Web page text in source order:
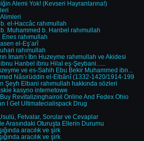
Alemi Yok! (Kevseri Hayranlarına!)
el-Haccâc rahımullah
Muhammed b. Hanbel rahımullah
Enes rahımullah
el-Eş’arî
rahımullah
İmam’ı İbn Huzeyme rahımullah ve Akidesi
Hanbel ibnu Hilal eş-Şeybani......
ve es-Sahih Ebu Bekir Muhammed ibn...
Nâsırüddin el-Elbânî (1332-1420/1914-199
Şeyh Elbani rahımullah hakkında sözleri
kasyno internetowe
Revitalizinghairoil Online And Fedex Ohio
I Get Ultimatecialispack Drug
Usulü, Fetvalar, Sorular ve Cevaplar
Arasındaki Oturuşta Ellerin Durumu
aracılık ve şirk
aracılık ve şirk